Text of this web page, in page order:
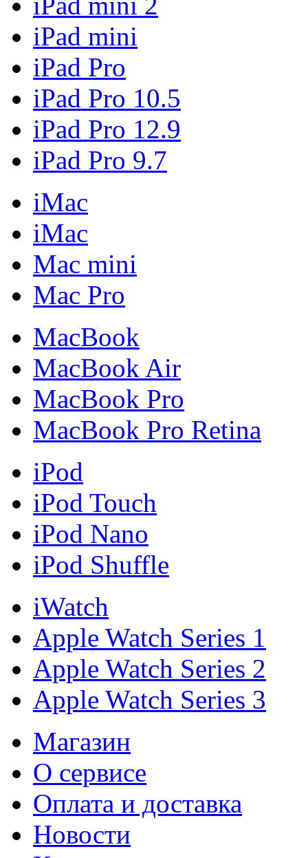
iPad mini
iPad Pro
iPad Pro 10.5
iPad Pro 12.9
iPad Pro 9.7
iMac
iMac
Mac mini
Mac Pro
MacBook
MacBook Air
MacBook Pro
MacBook Pro Retina
iPod
iPod Touch
iPod Nano
iPod Shuffle
iWatch
Apple Watch Series 1
Apple Watch Series 2
Apple Watch Series 3
Магазин
О cервисе
Оплата и доставка
Новости